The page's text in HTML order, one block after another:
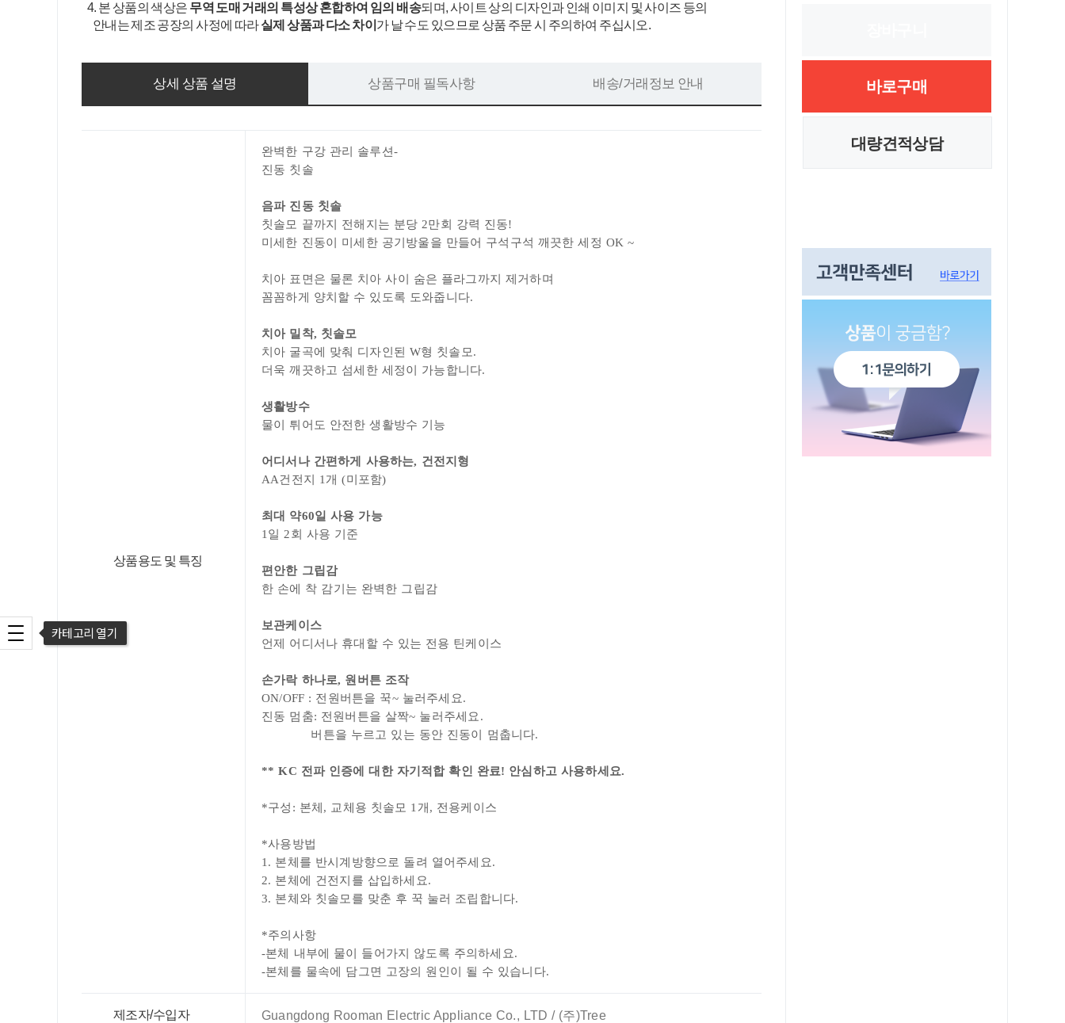
카테고리 열기
4. 본 상품의 색상은 무역 도매 거래의 특성상 혼합하여 임의 배송되며, 사이트 상의 디자인과 인쇄 이미지 및 사이즈 등의
안내는 제조 공장의 사정에 따라실제 상품과 다소 차이 가 날 수도 있으므로 상품 주문 시 주의하여 주십시오.
상세 상품 설명 상품구매 필독사항 배송/거래정보 안내
상품용도 및 특징
완벽한 구강 관리 솔루션-
진동 칫솔
음파 진동 칫솔
칫솔모 끝까지 전해지는 분당 2만회 강력 진동!
미세한 진동이 미세한 공기방울을 만들어 구석구석 깨끗한 세정 OK ~
치아 표면은 물론 치아 사이 숨은 플라그까지 제거하며
꼼꼼하게 양치할 수 있도록 도와줍니다.
치아 밀착, 칫솔모
치아 굴곡에 맞춰 디자인된 W형 칫솔모.
더욱 깨끗하고 섬세한 세정이 가능합니다.
생활방수
물이 튀어도 안전한 생활방수 기능
어디서나 간편하게 사용하는, 건전지형
AA건전지 1개 (미포함)
최대 약60일 사용 가능
1일 2회 사용 기준
편안한 그립감
한 손에 착 감기는 완벽한 그립감
보관케이스
언제 어디서나 휴대할 수 있는 전용 틴케이스
손가락 하나로, 원버튼 조작
ON/OFF : 전원버튼을 꾹~ 눌러주세요.
진동 멈춤: 전원버 튼을 살짝~ 눌러주세요.
버튼을 누르고 있는 동안 진동이 멈춥니다.
** KC 전파 인증에 대한 자기적합 확인 완료! 안심하고 사용하세요.
*구성: 본체, 교체용 칫솔모 1개, 전용케이스
*사용방법
1. 본체를 반시계방향으로 돌려 열어주세요.
2. 본체에 건전지를 삽입하세요.
3. 본체와 칫솔모를 맞춘 후 꾹 눌러 조립합니다.
*주의사항
-본체 내부에 물이 들어가지 않도록 주의하세요.
-본체를 물속에 담그면 고장의 원인이 될 수 있습니다.
제조자/수입자 Guangdong Rooman Electric Appliance Co., LTD / (주)Tree
바로구매
대량견적상담